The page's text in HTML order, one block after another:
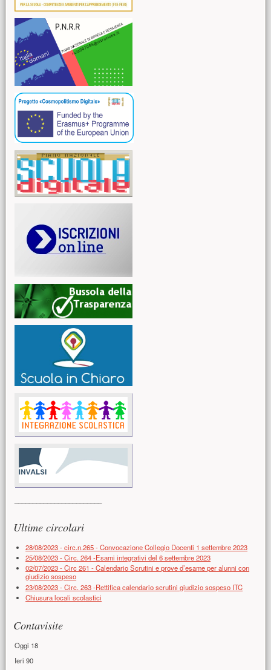
Ultime circolari
28/08/2023 - circ.n.265 - Convocazione Collegio Docenti 1 settembre 2023
25/08/2023 - Circ. 264 -Esami integrativi del 6 settembre 2023
02/07/2023 - Circ 261 - Calendario Scrutini e prove d’esame per alunni con
giudizio sospeso
23/08/2023 - Circ. 263 -Rettifica calendario scrutini giudizio sospeso ITC
Chiusura locali scolastici
Contavisite
Oggi 18
Ieri90